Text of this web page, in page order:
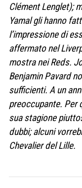
Clément Lenglet);
Yamal gli hanno
l’impressione di
affermato nel
mostra nei Reds.
Benjamin Pavard
sufficienti. A un
preoccupante. Per
sua stagione
dubbi; alcuni
Chevalier del Lille.